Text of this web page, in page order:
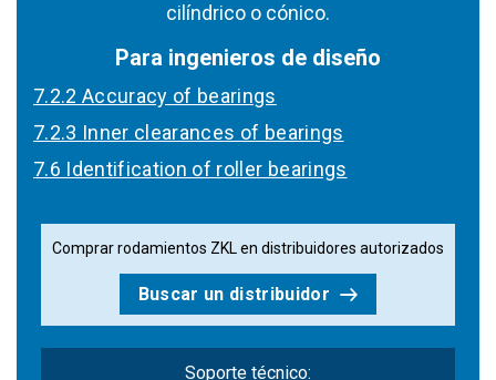
cilíndrico o cónico.
Para ingenieros de diseño
7.2.2 Accuracy of bearings
7.2.3 Inner clearances of bearings
7.6 Identification of roller bearings
Comprar rodamientos ZKL en distribuidores autorizados
Buscar un distribuidor
Soporte técnico: